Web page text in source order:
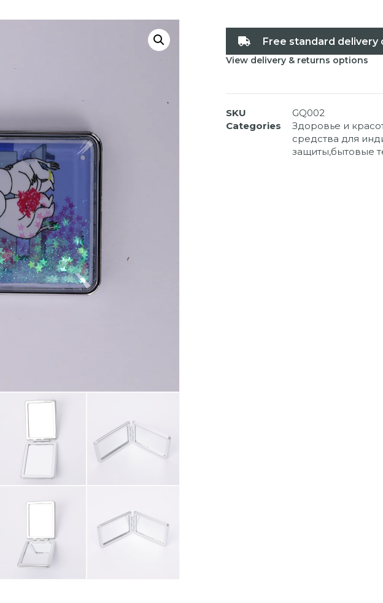
Free standard delivery
View delivery & returns options
SKU
GQ002
Categories
Здоровье и
средства для
защиты,бытовые